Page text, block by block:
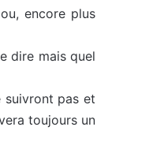
encore plus
dire mais quel
suivront pas et
toujours un